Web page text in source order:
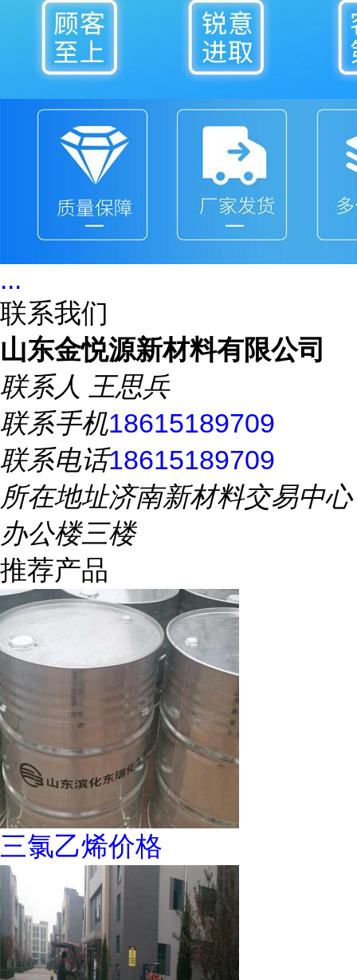
...
联系我们
山东金悦源新材料有限公司
联系人 王思兵
联系手机18615189709
联系电话18615189709
所在地址济南新材料交易中心
办公楼三楼
推荐产品
三氯乙烯价格